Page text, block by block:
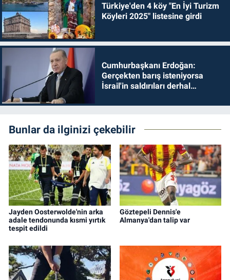
Türkiye'den 4 köy "En İyi Turizm
Köyleri 2025" listesine girdi
Cumhurbaşkanı Erdoğan:
Gerçekten barış isteniyorsa
İsrail'in saldırıları derhal
Bunlar da ilginizi çekebilir
Jayden Oosterwolde'nin arka
adale tendonunda kısmi yırtık
tespit edildi
Göztepeli Dennis'e
Almanya'dan talip var